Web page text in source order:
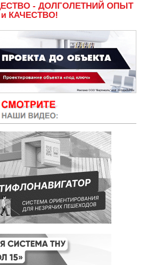
- ДОЛГОЛЕТНИЙ ОПЫТ
и КАЧЕСТВО!